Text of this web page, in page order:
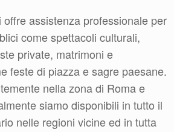
assistenza professionale per
come spettacoli culturali,
private, matrimoni e
feste di piazza e sagre paesane.
nella zona di Roma e
siamo disponibili in tutto il
nelle regioni vicine ed in tutta